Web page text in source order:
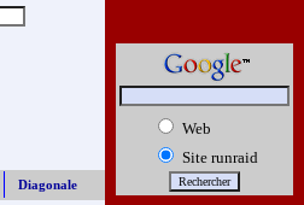
Diagonale
Web
Site runraid